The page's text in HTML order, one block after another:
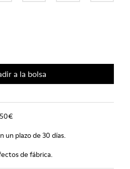
a la bolsa
un plazo de 30 días.
de fábrica.